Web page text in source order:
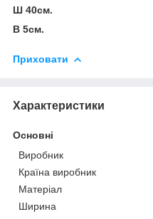
Ш 40см.
В 5см.
Приховати
Характеристики
Основні
Виробник
Країна виробник
Матеріал
Ширина